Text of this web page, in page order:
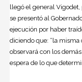
llegó el general
se presentó al
ejecución por haber
diciendo que: “la misma
observará con los
espera de lo que